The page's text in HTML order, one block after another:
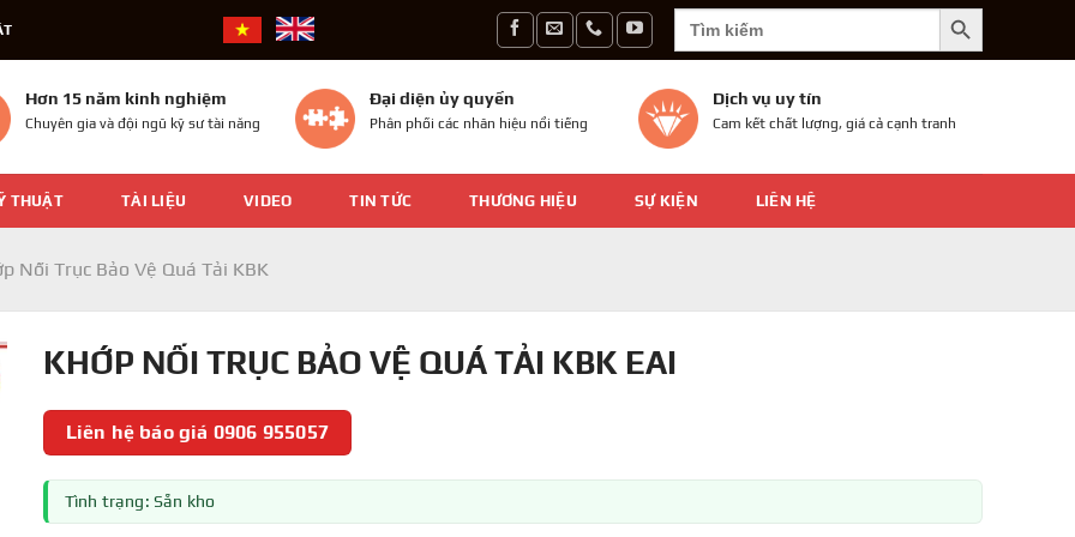
Search
for:
SEARCH BUTTON
Hơn 15 năm kinh nghiệm
Chuyên gia và đội ngũ kỹ sư tài năng
Đại diện ủy quyền
Phân phối các nhãn hiệu nổi tiếng
Dịch vụ uy tín
Cam kết chất lượng, giá cả cạnh tranh
THUẬT TÀI LIỆU VIDEO TIN TỨC THƯƠNG HIỆU SỰ KIỆN LIÊN HỆ
Nối Trục Bảo Vệ Quá Tải KBK
KHỚP NỐI TRỤC BẢO VỆ QUÁ TẢI KBK EAI
Liên hệ báo giá 0906 955057
Tình trạng: Sẵn kho